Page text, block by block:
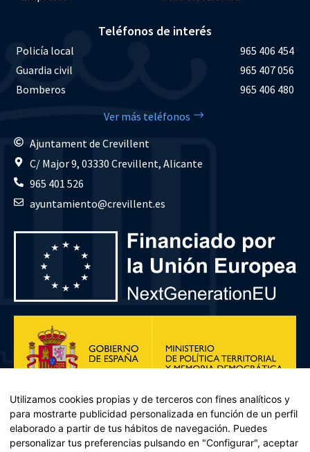
Teléfonos de interés
Policía local
965 406 454
Guardia civil
965 407 056
Bomberos
965 406 480
Ver más teléfonos
Ajuntament de Crevillent
C/ Major 9, 03330 Crevillent, Alicante
965 401 526
ayuntamiento@crevillent.es
Utilizamos cookies propias y de terceros con fines analíticos y
para mostrarte publicidad personalizada en función de un perfil
elaborado a partir de tus hábitos de navegación. Puedes
personalizar tus preferencias pulsando en "Configurar", aceptar